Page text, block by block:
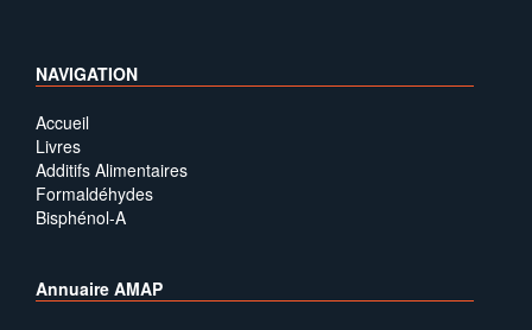
NAVIGATION
Accueil
Livres
Additifs Alimentaires
Formaldéhydes
Bisphénol-A
Annuaire AMAP